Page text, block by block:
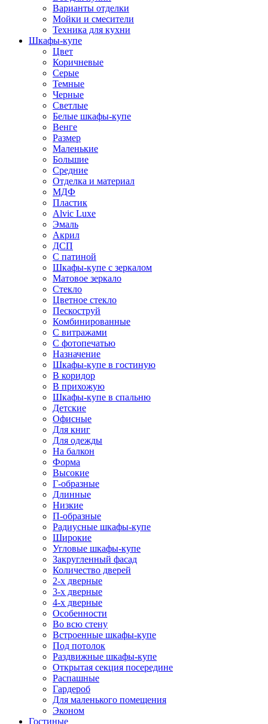
Варианты отделки
Мойки и смесители
Техника для кухни
Шкафы-купе
Цвет
Коричневые
Серые
Темные
Черные
Светлые
Белые шкафы-купе
Венге
Размер
Маленькие
Большие
Средние
Отделка и материал
МДФ
Пластик
Alvic Luxe
Эмаль
Акрил
ДСП
С патиной
Шкафы-купе с зеркалом
Матовое зеркало
Стекло
Цветное стекло
Пескоструй
Комбинированные
С витражами
С фотопечатью
Назначение
Шкафы-купе в гостиную
В коридор
В прихожую
Шкафы-купе в спальню
Детские
Офисные
Для книг
Для одежды
На балкон
Форма
Высокие
Г-образные
Длинные
Низкие
П-образные
Радиусные шкафы-купе
Широкие
Угловые шкафы-купе
Закругленный фасад
Количество дверей
2-х дверные
3-х дверные
4-х дверные
Особенности
Во всю стену
Встроенные шкафы-купе
Под потолок
Раздвижные шкафы-купе
Открытая секция посередине
Распашные
Гардероб
Для маленького помещения
Эконом
Гостиные